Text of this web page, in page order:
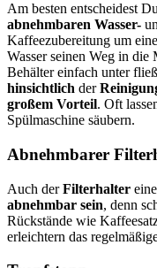
Am besten entscheidest
abnehmbaren Wasser-
Kaffeezubereitung um
Wasser seinen Weg in
Behälter einfach unter
hinsichtlich der
großem Vorteil. Oft
Spülmaschine säubern.
Abnehmbarer
Auch derFilterhalter
abnehmbar sein, denn
Rückstände wie
erleichtern das